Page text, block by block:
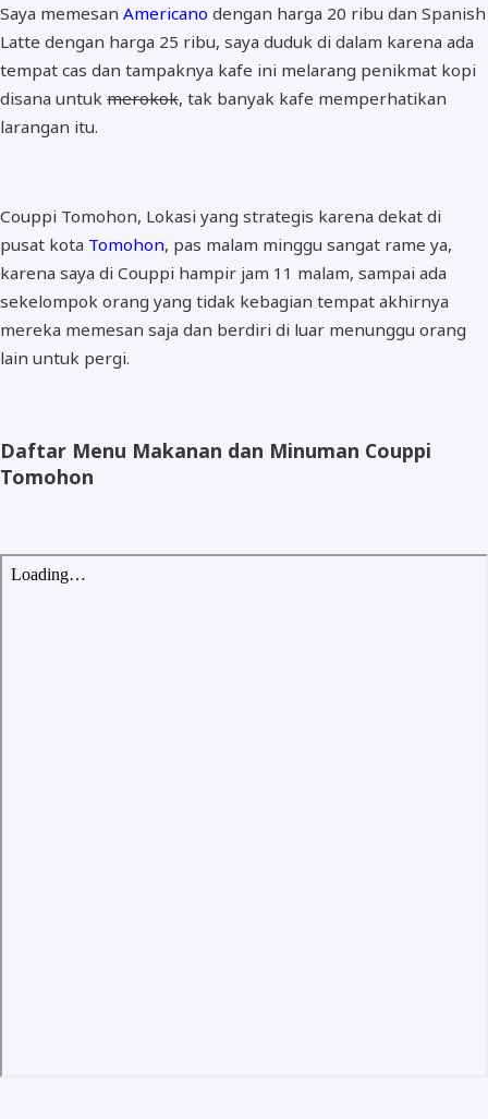
Saya memesan Americano dengan harga 20 ribu dan Spanish
Latte dengan harga 25 ribu, saya duduk di dalam karena ada
tempat cas dan tampaknya kafe ini melarang penikmat kopi
disana untuk merokok, tak banyak kafe memperhatikan
larangan itu.
Couppi Tomohon, Lokasi yang strategis karena dekat di
pusat kota Tomohon, pas malam minggu sangat rame ya,
karena saya di Couppi hampir jam 11 malam, sampai ada
sekelompok orang yang tidak kebagian tempat akhirnya
mereka memesan saja dan berdiri di luar menunggu orang
lain untuk pergi.
Daftar Menu Makanan dan Minuman Couppi
Tomohon